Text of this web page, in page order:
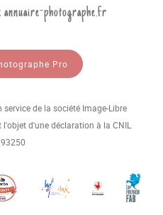
photographe.fr
Pro
de la société Image-Libre
d'une déclaration à la CNIL